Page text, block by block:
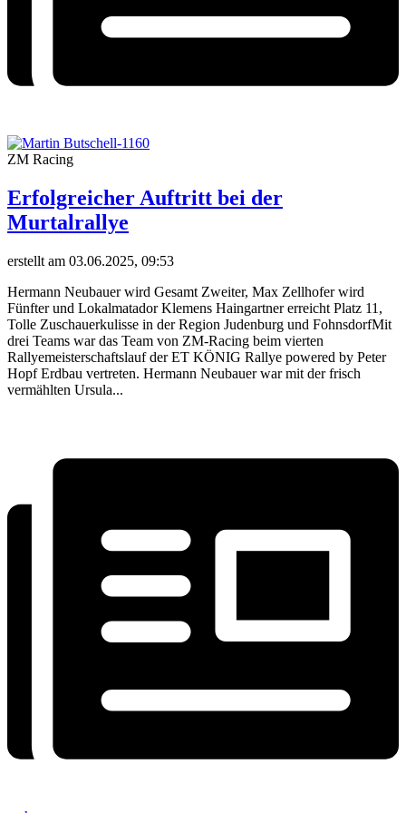
ZM Racing
Erfolgreicher Auftritt bei der
Murtalrallye
erstellt am 03.06.2025, 09:53
Hermann Neubauer wird Gesamt Zweiter, Max Zellhofer wird
Fünfter und Lokalmatador Klemens Haingartner erreicht Platz 11,
Tolle Zuschauerkulisse in der Region Judenburg und FohnsdorfMit
drei Teams war das Team von ZM-Racing beim vierten
Rallyemeisterschaftslauf der ET KÖNIG Rallye powered by Peter
Hopf Erdbau vertreten. Hermann Neubauer war mit der frisch
vermählten Ursula...